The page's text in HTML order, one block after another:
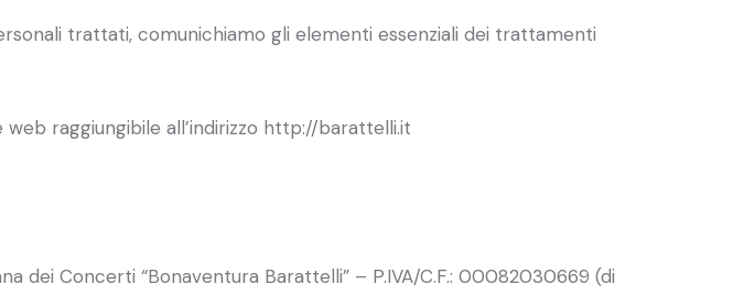
trattati, comunichiamo gli elementi essenziali dei trattamenti
raggiungibile all’indirizzo http://barattelli.it
dei Concerti “Bonaventura Barattelli” – P.IVA/C.F.: 00082030669 (di